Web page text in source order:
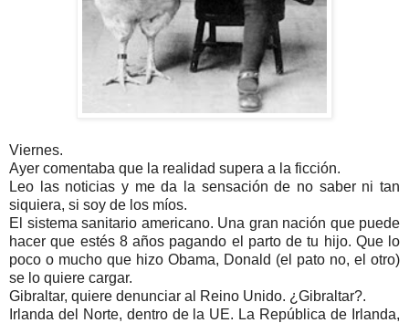
Viernes.
Ayer comentaba que la realidad supera a la ficción.
Leo las noticias y me da la sensación de no saber ni tan
siquiera, si soy de los míos.
El sistema sanitario americano. Una gran nación que puede
hacer que estés 8 años pagando el parto de tu hijo. Que lo
poco o mucho que hizo Obama, Donald (el pato no, el otro)
se lo quiere cargar.
Gibraltar, quiere denunciar al Reino Unido. ¿Gibraltar?.
Irlanda del Norte, dentro de la UE. La República de Irlanda,